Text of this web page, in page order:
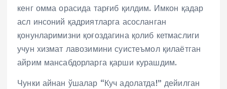
кенг омма орасида тарғиб қилдим. Имкон қадар
асл инсоний қадриятларга асосланган
қонунларимизни қоғоздагина қолиб кетмаслиги
учун хизмат лавозимини суистеъмол қилаётган
айрим мансабдорларга қарши курашдим.
Чунки айнан ўшалар “Куч адолатда!” дейилган